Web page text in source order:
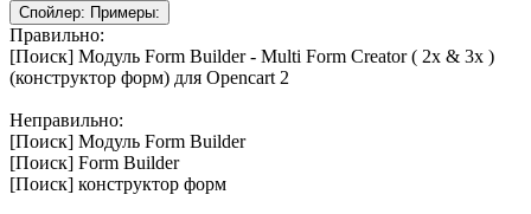
Спойлер: Примеры:
Правильно:
[Поиск] Модуль Form Builder - Multi Form Creator ( 2x & 3x )
(конструктор форм) для Opencart 2
Неправильно:
[Поиск] Модуль Form Builder
[Поиск] Form Builder
[Поиск] конструктор форм